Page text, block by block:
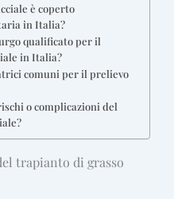
è coperto
in Italia?
qualificato per il
in Italia?
comuni per il prelievo
o complicazioni del
trapianto di grasso